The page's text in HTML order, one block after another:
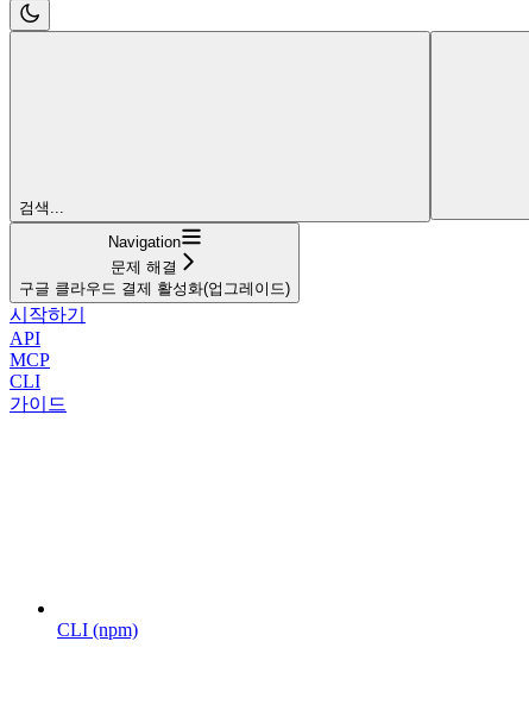
검색...
Navigation
문제 해결
구글 클라우드 결제 활성화(업그레이드)
시작하기
API
MCP
CLI
가이드
CLI (npm)